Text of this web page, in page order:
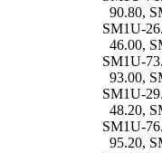
90.80,
SM1U-
46.00,
SM1U-
93.00,
SM1U-
48.20,
SM1U-
95.20,